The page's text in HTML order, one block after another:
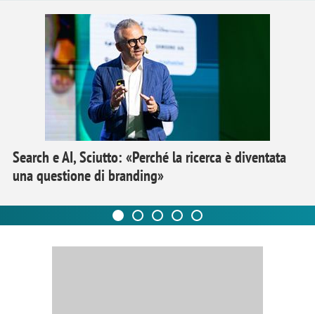
Search e AI, Sciutto: «Perché la ricerca è diventata
una questione di branding»